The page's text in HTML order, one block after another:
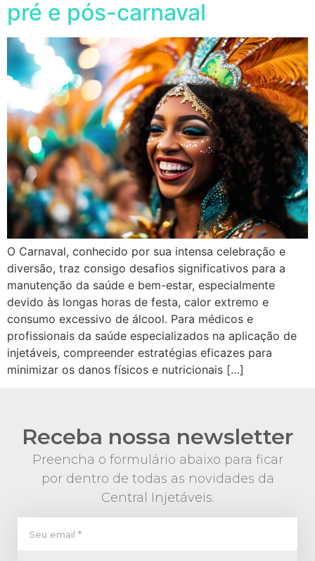
pré e pós-carnaval
O Carnaval, conhecido por sua intensa celebração e
diversão, traz consigo desafios significativos para a
manutenção da saúde e bem-estar, especialmente
devido às longas horas de festa, calor extremo e
consumo excessivo de álcool. Para médicos e
profissionais da saúde especializados na aplicação de
injetáveis, compreender estratégias eficazes para
minimizar os danos físicos e nutricionais […]
Receba nossa newsletter
Preencha o formulário abaixo para ficar
por dentro de todas as novidades da
Central Injetáveis.